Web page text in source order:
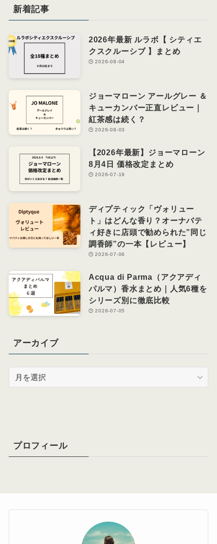
新着記事
2026年最新 ルラボ【 シティエ
クスクルーシブ 】まとめ
2026-08-04
ジョーマローン アールグレー ＆
キューカンバー正直レビュー｜
紅茶感は続く？
2026-08-03
【2026年最新】ジョーマローン
8月4日 価格改定まとめ
2026-07-19
ディプティック「ヴォリュー
ト」はどんな香り？オーナバテ
ィ好きに店頭で勧められた”同じ
調香師”の一本【レビュー】
2026-07-06
Acqua di Parma（アクアディ
パルマ）香水まとめ｜人気6種を
シリーズ別に徹底比較
2026-07-05
アーカイブ
プロフィール